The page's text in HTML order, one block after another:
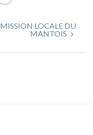
MISSION LOCALE DU
MANTOIS